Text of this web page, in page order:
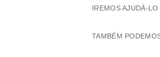
IREMOS AJUDÁ-
TAMBÉM